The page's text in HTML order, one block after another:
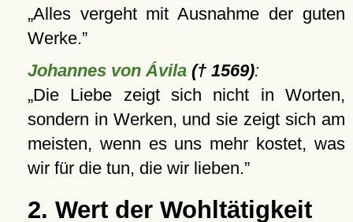
Alles vergeht mit Ausnahme der guten
Werke.
Johannes von Ávila(† 1569):
Die Liebe zeigt sich nicht in Worten,
sondern in Werken, und sie zeigt sich am
meisten, wenn es uns mehr kostet, was
wir für die tun, die wir lieben.
2. Wert der Wohltätigkeit